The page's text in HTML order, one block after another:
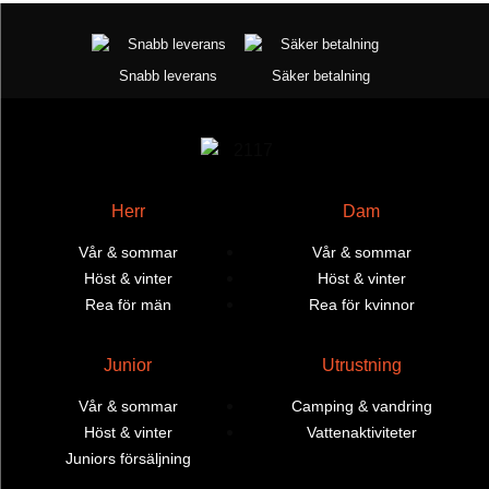
Snabb leverans Säker betalning
Herr
Vår & sommar
Höst & vinter
Rea för män
Dam
Vår & sommar
Höst & vinter
Rea för kvinnor
Junior
Vår & sommar
Höst & vinter
Juniors försäljning
Utrustning
Camping & vandring
Vattenaktiviteter